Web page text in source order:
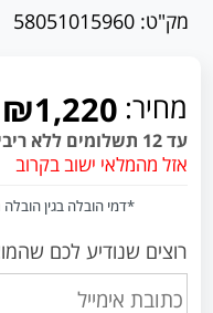
מק"ט: 58051015960
מחיר: ₪1,220
עד 12 תשלומים ללא ריבית | המחיר כולל הובלה
אזל מהמלאי ישוב בקרוב
*דמי הובלה בגין הובלה רגילה בסך 120
רוצים שנודיע לכם